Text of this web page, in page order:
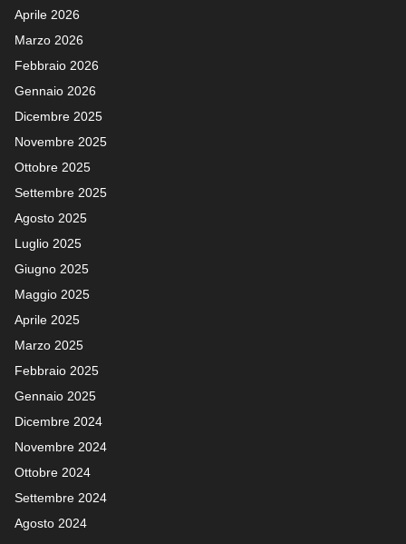
Aprile 2026
Marzo 2026
Febbraio 2026
Gennaio 2026
Dicembre 2025
Novembre 2025
Ottobre 2025
Settembre 2025
Agosto 2025
Luglio 2025
Giugno 2025
Maggio 2025
Aprile 2025
Marzo 2025
Febbraio 2025
Gennaio 2025
Dicembre 2024
Novembre 2024
Ottobre 2024
Settembre 2024
Agosto 2024